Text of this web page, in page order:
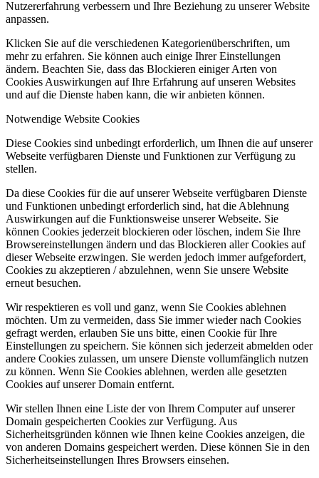
Nutzererfahrung verbessern und Ihre Beziehung zu unserer Website
anpassen.
Klicken Sie auf die verschiedenen Kategorienüberschriften, um
mehr zu erfahren. Sie können auch einige Ihrer Einstellungen
ändern. Beachten Sie, dass das Blockieren einiger Arten von
Cookies Auswirkungen auf Ihre Erfahrung auf unseren Websites
und auf die Dienste haben kann, die wir anbieten können.
Notwendige Website Cookies
Diese Cookies sind unbedingt erforderlich, um Ihnen die auf unserer
Webseite verfügbaren Dienste und Funktionen zur Verfügung zu
stellen.
Da diese Cookies für die auf unserer Webseite verfügbaren Dienste
und Funktionen unbedingt erforderlich sind, hat die Ablehnung
Auswirkungen auf die Funktionsweise unserer Webseite. Sie
können Cookies jederzeit blockieren oder löschen, indem Sie Ihre
Browsereinstellungen ändern und das Blockieren aller Cookies auf
dieser Webseite erzwingen. Sie werden jedoch immer aufgefordert,
Cookies zu akzeptieren / abzulehnen, wenn Sie unsere Website
erneut besuchen.
Wir respektieren es voll und ganz, wenn Sie Cookies ablehnen
möchten. Um zu vermeiden, dass Sie immer wieder nach Cookies
gefragt werden, erlauben Sie uns bitte, einen Cookie für Ihre
Einstellungen zu speichern. Sie können sich jederzeit abmelden oder
andere Cookies zulassen, um unsere Dienste vollumfänglich nutzen
zu können. Wenn Sie Cookies ablehnen, werden alle gesetzten
Cookies auf unserer Domain entfernt.
Wir stellen Ihnen eine Liste der von Ihrem Computer auf unserer
Domain gespeicherten Cookies zur Verfügung. Aus
Sicherheitsgründen können wie Ihnen keine Cookies anzeigen, die
von anderen Domains gespeichert werden. Diese können Sie in den
Sicherheitseinstellungen Ihres Browsers einsehen.